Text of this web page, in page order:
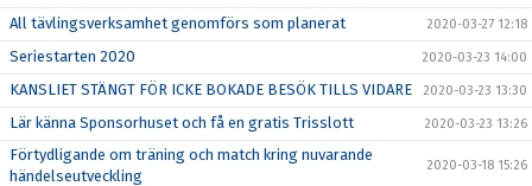
All tävlingsverksamhet genomförs som planerat 2020-03-27 12:18
Seriestarten 2020 2020-03-23 14:00
KANSLIET STÄNGT FÖR ICKE BOKADE BESÖK TILLS VIDARE 2020-03-23 13:30
Lär känna Sponsorhuset och få en gratis Trisslott 2020-03-23 13:26
Förtydligande om träning och match kring nuvarande
händelseutveckling
2020-03-18 15:26